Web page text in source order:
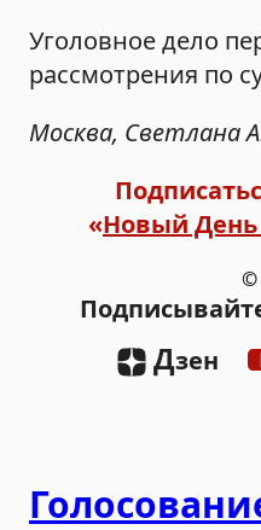
Уголовное дело
рассмотрения по
Москва, Светлана
«Новый День
©
Дзен